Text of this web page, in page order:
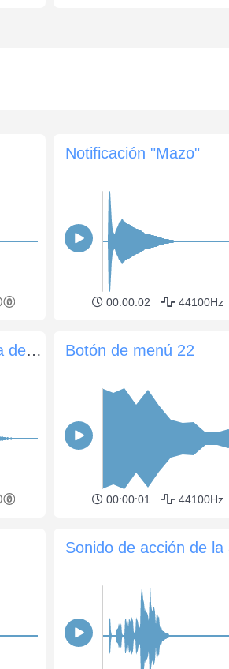
Notificación "Mazo"
00:00:02 44100Hz
War Game - Notificación de subida de nivel Botón de menú 22
00:00:01 44100Hz
Sonido de acción de la